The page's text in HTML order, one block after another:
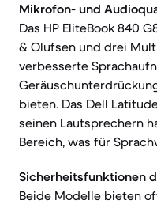
Mikrofon- und
Das HP EliteBook 840
& Olufsen und drei
verbesserte
bieten. Das Dell
seinen Lautsprechern
Bereich, was für
Sicherheitsfunktionen
Beide Modelle bieten